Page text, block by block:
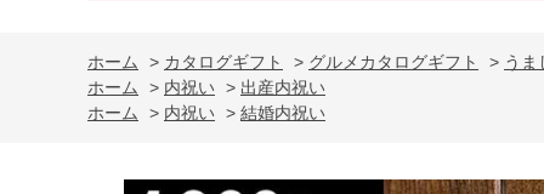
ホーム > カタログギフト > グルメカタログギフト > うま
ホーム
> 内祝い > 出産内祝い
ホーム
> 内祝い > 結婚内祝い